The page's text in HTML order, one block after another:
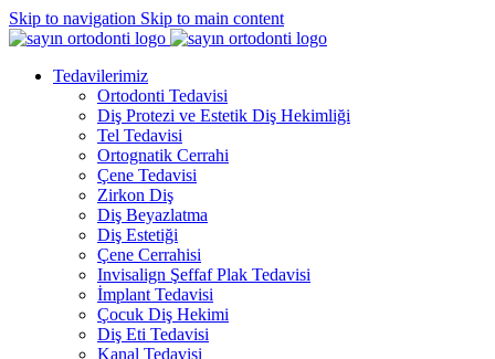
Skip to navigation Skip to main content
Tedavilerimiz
Ortodonti Tedavisi
Diş Protezi ve Estetik Diş Hekimliği
Tel Tedavisi
Ortognatik Cerrahi
Çene Tedavisi
Zirkon Diş
Diş Beyazlatma
Diş Estetiği
Çene Cerrahisi
Invisalign Şeffaf Plak Tedavisi
İmplant Tedavisi
Çocuk Diş Hekimi
Diş Eti Tedavisi
Kanal Tedavisi